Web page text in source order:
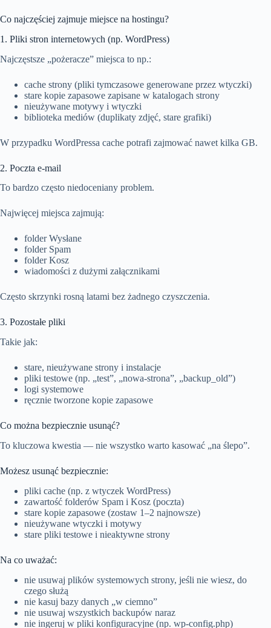
Co najczęściej zajmuje miejsce na hostingu?
1. Pliki stron internetowych (np. WordPress)
Najczęstsze „pożeracze” miejsca to np.:
cache strony (pliki tymczasowe generowane przez wtyczki)
stare kopie zapasowe zapisane w katalogach strony
nieużywane motywy i wtyczki
biblioteka mediów (duplikaty zdjęć, stare grafiki)
W przypadku WordPressa cache potrafi zajmować nawet kilka GB.
2. Poczta e-mail
To bardzo często niedoceniany problem.
Najwięcej miejsca zajmują:
folder Wysłane
folder Spam
folder Kosz
wiadomości z dużymi załącznikami
Często skrzynki rosną latami bez żadnego czyszczenia.
3. Pozostałe pliki
Takie jak:
stare, nieużywane strony i instalacje
pliki testowe (np. „test”, „nowa-strona”, „backup_old”)
logi systemowe
ręcznie tworzone kopie zapasowe
Co można bezpiecznie usunąć?
To kluczowa kwestia — nie wszystko warto kasować „na ślepo”.
Możesz usunąć bezpiecznie:
pliki cache (np. z wtyczek WordPress)
zawartość folderów Spam i Kosz (poczta)
stare kopie zapasowe (zostaw 1–2 najnowsze)
nieużywane wtyczki i motywy
stare pliki testowe i nieaktywne strony
Na co uważać:
nie usuwaj plików systemowych strony, jeśli nie wiesz, do
czego służą
nie kasuj bazy danych „w ciemno”
nie usuwaj wszystkich backupów naraz
nie ingeruj w pliki konfiguracyjne (np. wp-config.php)